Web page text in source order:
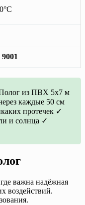
из ПВХ 5х7 м
каждые 50 см
протечек ✓
и солнца ✓
важна надёжная
воздействий.